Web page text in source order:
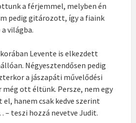
a férjemmel, melyben én
pedig gitározott, így a fiaink
világba.
Levente is elkezdett
Négyesztendősen pedig
a jászapáti művelődési
ott éltünk. Persze, nem egy
hanem csak kedve szerint
teszi hozzá nevetve Judit.